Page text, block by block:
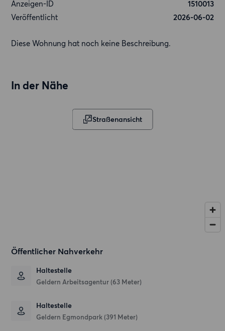
Anzeigen-ID
1510013
Veröffentlicht
2026-06-02
Diese Wohnung hat noch keine Beschreibung.
In der Nähe
Straßenansicht
Öffentlicher Nahverkehr
Haltestelle
Geldern Arbeitsagentur (63 Meter)
Haltestelle
Geldern Egmondpark (391 Meter)